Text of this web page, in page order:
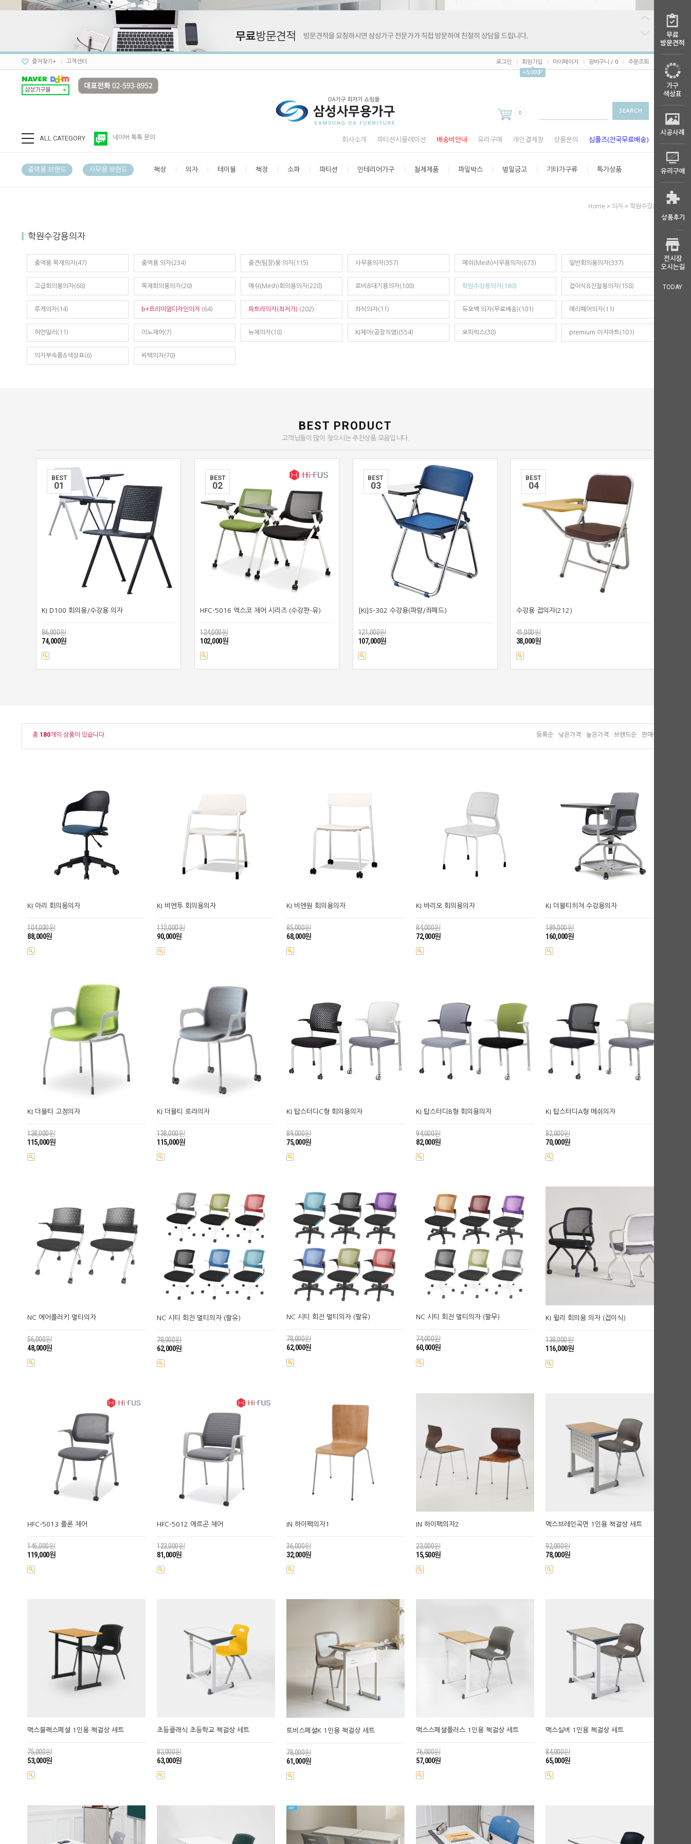
TODAY
즐겨찾기+ 고객센터 로그인
회원가입
+5,000P
마이페이지 장바구니 / 0 주문조회
ALL CATEGORY 네이버 톡톡 문의 회사소개 파티션시물레이션 배송비안내 유리구매 개인결제창 상품문의 심플즈(전국무료배송)
0
중역용 브랜드 사무용 브랜드 책상 의자 테이블 책장 소파 파티션 인테리어가구 철제제품 파일박스 범일금고 기타가구류 특가상품
Home > 의자 > 학원수강용의자
학원수강용의자
중역용 목재의자(47) 중역용 의자(234) 중견(팀장)용 의자(115) 사무용의자(357) 메쉬(Mesh)사무용의자(673) 일반회의용의자(337)
고급회의용의자(68) 목재회의용의자(20) 메쉬(Mesh)회의용의자(228) 로비&대기용의자(108) 학원수강용의자(180) 접이식&진찰용의자(158)
루게의자(14) b+프리미엄디자인의자 (64) 파트라의자(최저가) (202) 좌식의자(11) 듀오백 의자(무료배송)(101) 메리페어의자(11)
허먼밀러(11) 이노체어(7) 뉴체의자(18) KI체어(공장직영)(554) 오피럭스(38) premium 이지아트(101)
의자부속품&색상표(6) 씨텍의자(70)
BEST PRODUCT
고객님들이 많이 찾으시는 추천상품 모음입니다.
BEST
01
KI D100 회의용/수강용 의자
86,000원
74,000원
BEST
02
HFC-5016 엑스코 체어 시리즈 (수강판-유)
124,000원
102,000원
BEST
03
[KI]S-302 수강용(파랑/좌패드)
121,000원
107,000원
BEST
04
수강용 접의자(212)
41,000원
38,000원
총 180개의 상품이 있습니다. 등록순 낮은가격 높은가격 브랜드순 판매순
KI 아리 회의용의자
104,000원
88,000원
KI 비엔투 회의용의자
112,000원
90,000원
KI 비엔원 회의용의자
85,000원
68,000원
KI 바리오 회의용의자
84,000원
72,000원
KI 더블티히쳐 수강용의자
189,000원
160,000원
KI 더블티 고정의자
138,000원
115,000원
KI 더블티 로라의자
138,000원
115,000원
KI 탑스터디C형 회의용의자
89,000원
75,000원
KI 탑스터디B형 회의용의자
94,000원
82,000원
KI 탑스터디A형 메쉬의자
82,000원
70,000원
NC 에어플러키 멀티의자
56,000원
48,000원
NC 시티 회전 멀티의자 (팔유)
78,000원
62,000원
NC 시티 회전 멀티의자 (팔유)
78,000원
62,000원
NC 시티 회전 멀티의자 (팔무)
74,000원
60,000원
KI 윌리 회의용 의자 (접이식)
138,000원
116,000원
HFC-5013 플론 체어
146,000원
119,000원
HFC-5012 에르곤 체어
123,000원
81,000원
IN 하이팩의자1
36,000원
32,000원
IN 하이팩의자2
23,000원
15,500원
맥스브레인곡면 1인용 책걸상 세트
92,000원
78,000원
맥스블랙스페셜 1인용 책걸상 세트
75,000원
53,000원
초등클래식 초등학교 책걸상 세트
82,000원
63,000원
토비스페셜K 1인용 책걸상 세트
78,000원
61,000원
맥스스페셜플러스 1인용 책걸상 세트
76,000원
57,000원
맥스실버 1인용 책걸상 세트
84,000원
65,000원